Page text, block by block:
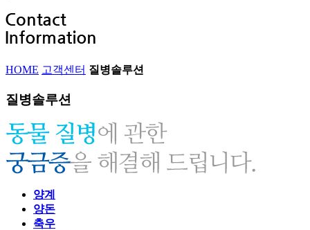
HOME 고객센터 질병솔루션
질병솔루션
양계
양돈
축우